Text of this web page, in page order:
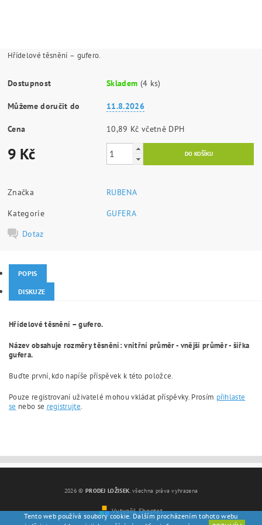
Hřídelové těsnění – gufero.
Dostupnost Skladem (4 ks)
Můžeme doručit do 11.8.2026
Cena 10,89 Kč včetně DPH
9 Kč
Značka
RUBENA
Kategorie
GUFERA
Dotaz
POPIS
DISKUZE
Hřídelové těsnění – gufero.
Název obsahuje rozměry těsnění: vnitřní průměr - vnější průměr - šířka
gufera.
Buďte první, kdo napíše příspěvek k této položce.
Pouze registrovaní uživatelé mohou vkládat příspěvky. Prosím přihlaste
se nebo se registrujte.
2026 © PRODEJ LOŽISEK, všechna práva vyhrazena
Vytvořil Shoptet
Tento web používá soubory cookie. Dalším procházením tohoto webu